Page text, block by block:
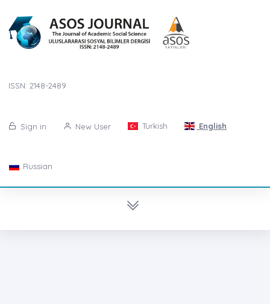
ISSN: 2148-2489
Sign in New User Turkish English
Russian